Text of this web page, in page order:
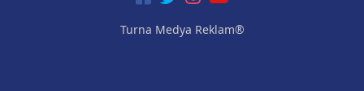
Turna Medya Reklam®